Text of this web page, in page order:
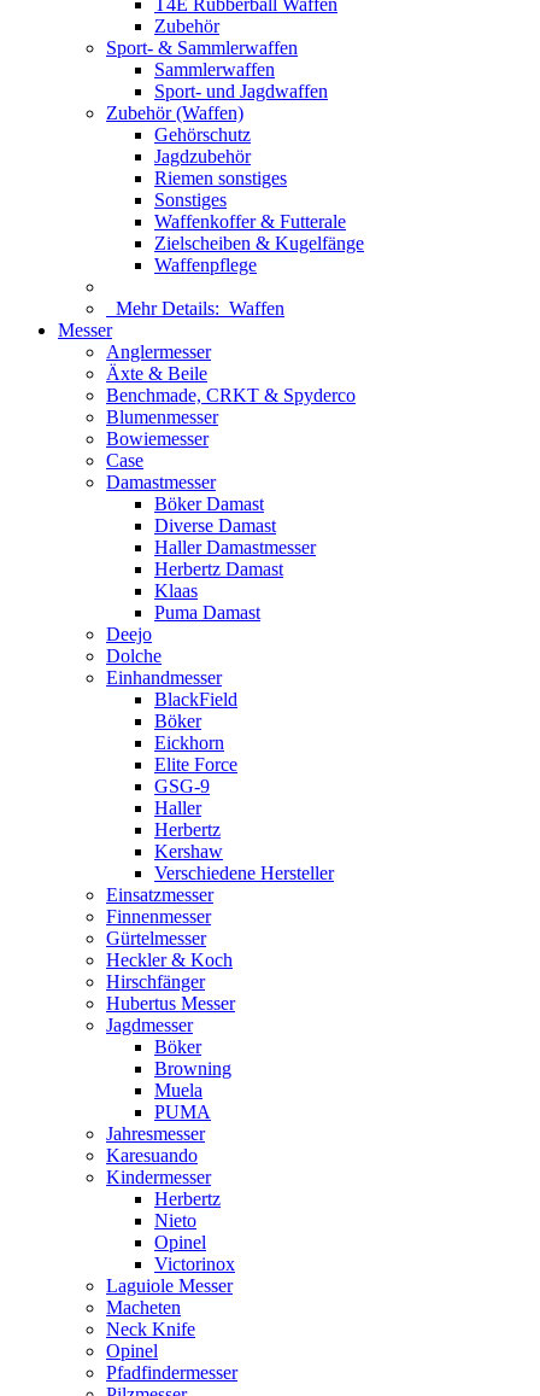
T4E Rubberball Waffen
Zubehör
Sport- & Sammlerwaffen
Sammlerwaffen
Sport- und Jagdwaffen
Zubehör (Waffen)
Gehörschutz
Jagdzubehör
Riemen sonstiges
Sonstiges
Waffenkoffer & Futterale
Zielscheiben & Kugelfänge
Waffenpflege
Mehr Details: Waffen
Messer
Anglermesser
Äxte & Beile
Benchmade, CRKT & Spyderco
Blumenmesser
Bowiemesser
Case
Damastmesser
Böker Damast
Diverse Damast
Haller Damastmesser
Herbertz Damast
Klaas
Puma Damast
Deejo
Dolche
Einhandmesser
BlackField
Böker
Eickhorn
Elite Force
GSG-9
Haller
Herbertz
Kershaw
Verschiedene Hersteller
Einsatzmesser
Finnenmesser
Gürtelmesser
Heckler & Koch
Hirschfänger
Hubertus Messer
Jagdmesser
Böker
Browning
Muela
PUMA
Jahresmesser
Karesuando
Kindermesser
Herbertz
Nieto
Opinel
Victorinox
Laguiole Messer
Macheten
Neck Knife
Opinel
Pfadfindermesser